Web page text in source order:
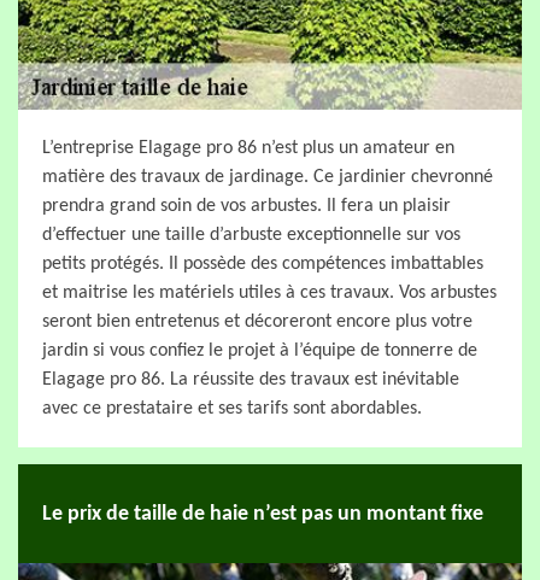
L’entreprise Elagage pro 86 n’est plus un amateur en
matière des travaux de jardinage. Ce jardinier chevronné
prendra grand soin de vos arbustes. Il fera un plaisir
d’effectuer une taille d’arbuste exceptionnelle sur vos
petits protégés. Il possède des compétences imbattables
et maitrise les matériels utiles à ces travaux. Vos arbustes
seront bien entretenus et décoreront encore plus votre
jardin si vous confiez le projet à l’équipe de tonnerre de
Elagage pro 86. La réussite des travaux est inévitable
avec ce prestataire et ses tarifs sont abordables.
Le prix de taille de haie n’est pas un montant fixe